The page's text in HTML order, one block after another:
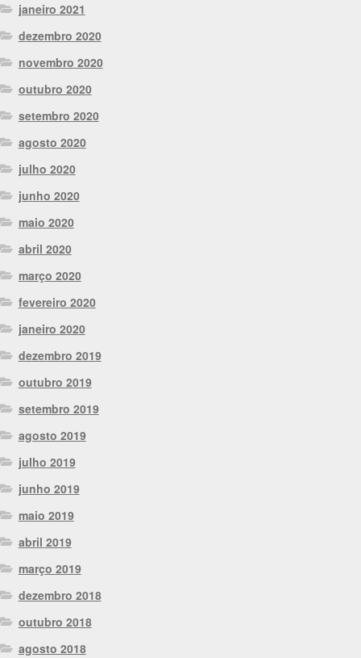
janeiro 2021
dezembro 2020
novembro 2020
outubro 2020
setembro 2020
agosto 2020
julho 2020
junho 2020
maio 2020
abril 2020
março 2020
fevereiro 2020
janeiro 2020
dezembro 2019
outubro 2019
setembro 2019
agosto 2019
julho 2019
junho 2019
maio 2019
abril 2019
março 2019
dezembro 2018
outubro 2018
agosto 2018